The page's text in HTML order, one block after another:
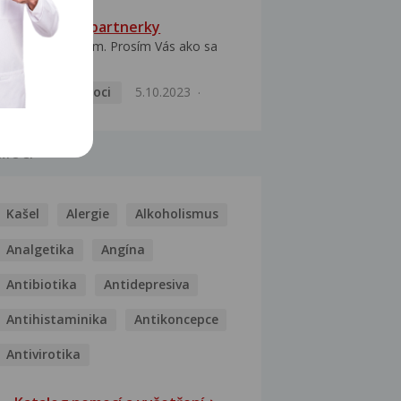
HPV typ 52 u partnerky
Dobrý deň prajem. Prosím Vás ako sa
Pohlavní nemoci
5.10.2023
Kašel Alergie Alkoholismus
Analgetika Angína
Antibiotika Antidepresiva
Antihistaminika Antikoncepce
Antivirotika